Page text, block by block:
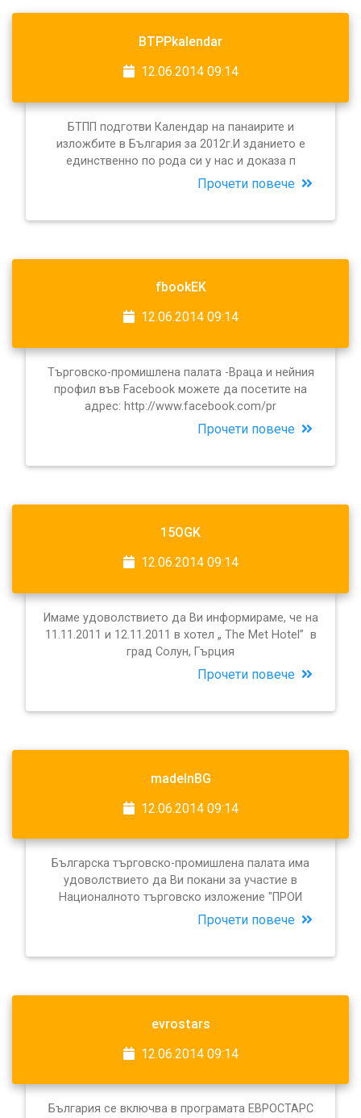
BTPPkalendar
12.06.2014 09:14
БТПП подготви Календар на панаирите и
изложбите в България за 2012г.И зданието е
единственно по рода си у нас и доказа п
Прочети повече
fbookEK
12.06.2014 09:14
Търговско-промишлена палата -Враца и нейния
профил във Facebook можете да посетите на
адрес: http://www.facebook.com/pr
Прочети повече
15OGK
12.06.2014 09:14
Имаме удоволствието да Ви информираме, че на
11.11.2011 и 12.11.2011 в хотел „ The Met Hotel” в
град Солун, Гърция
Прочети повече
madeInBG
12.06.2014 09:14
Българска търговско-промишлена палата има
удоволствието да Ви покани за участие в
Националното търговско изложение "ПРОИ
Прочети повече
evrostars
12.06.2014 09:14
България се включва в програмата ЕВРОСТАРС